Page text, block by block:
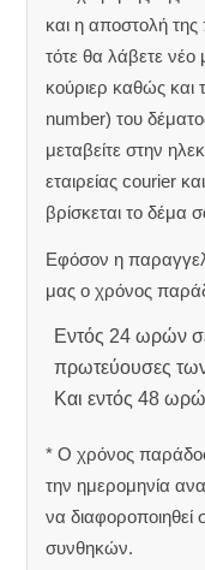
και η αποστολή
τότε θα λάβετε νέο
κούριερ καθώς και
number) του
μεταβείτε στην
εταιρείας courier
βρίσκεται το δέμα
Εφόσον η
μας ο χρόνος
Εντός 24 ωρών
πρωτεύουσες
Και εντός 48
* Ο χρόνος
την ημερομηνία
να
συνθηκών.